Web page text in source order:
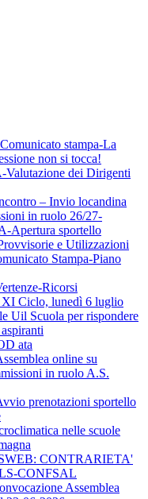
stampa-La
non si tocca!
dei Dirigenti
– Invio locandina
in ruolo 26/27-
Apertura sportello
e Utilizzazioni
Stampa-Piano
Ricorsi
XI Ciclo, lunedì 6 luglio
Uil Scuola per rispondere
ata
online su
in ruolo A.S.
prenotazioni sportello
nelle scuole
CONTRARIETA'
CONFSAL
Assemblea